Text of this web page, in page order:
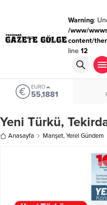
Warning:
/www/
content/
line 12
EURO
55,1881
Yeni Türkü,
Anasayfa Manşet,Yerel Gündem